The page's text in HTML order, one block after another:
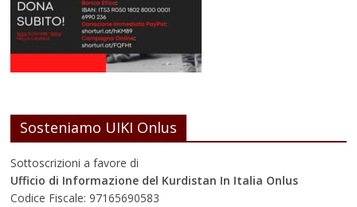
Sosteniamo UIKI Onlus
Sottoscrizioni a favore di
Ufficio di Informazione del Kurdistan In Italia Onlus
Codice Fiscale: 97165690583